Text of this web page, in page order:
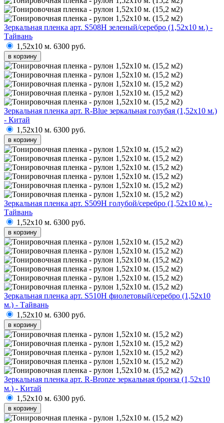
Зеркальная пленка арт. S508H зеленый/серебро (1,52х10 м.) -
Тайвань
1,52х10 м. 6300 руб.
в корзину
Зеркальная пленка арт. R-Blue зеркальная голубая (1,52х10 м.)
- Китай
1,52х10 м. 6300 руб.
в корзину
Зеркальная пленка арт. S509H голубой/серебро (1,52х10 м.) -
Тайвань
1,52х10 м. 6300 руб.
в корзину
Зеркальная пленка арт. S510H фиолетовый/серебро (1,52х10
м.) - Тайвань
1,52х10 м. 6300 руб.
в корзину
Зеркальная пленка арт. R-Bronze зеркальная бронза (1,52х10
м.) - Китай
1,52х10 м. 6300 руб.
в корзину